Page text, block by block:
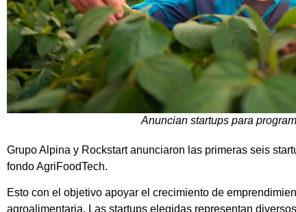
Anuncian startups para
Grupo Alpina y Rockstart anunciaron las primeras seis
fondo AgriFoodTech.
Esto con el objetivo apoyar el crecimiento de
agroalimentaria. Las startups elegidas representan